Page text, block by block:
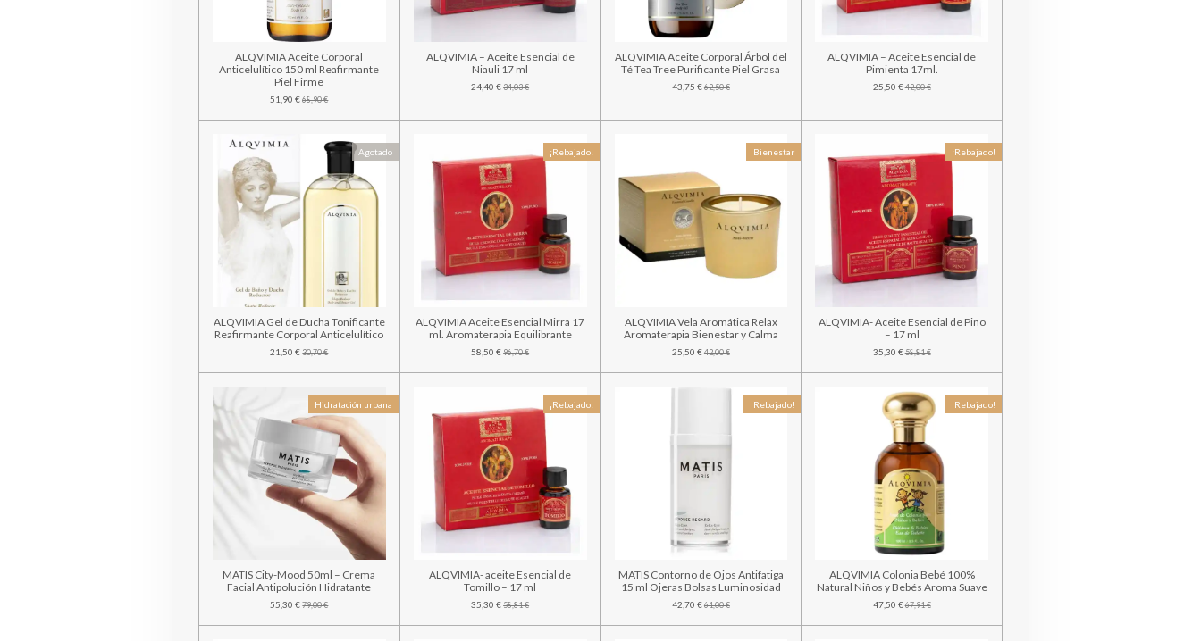
ALQVIMIA Aceite Corporal
Anticelulítico 150 ml Reafirmante
Piel Firme
51,90 € 68,90 €
ALQVIMIA – Aceite Esencial de
Niauli 17 ml
24,40 €34,03 €
ALQVIMIA Aceite Corporal Árbol del
Té Tea Tree Purificante Piel Grasa
43,75 €62,50 €
ALQVIMIA – Aceite Esencial de
Pimienta 17ml.
25,50 €42,00 €
Agotado
ALQVIMIA Gel de Ducha Tonificante
Reafirmante Corporal Anticelulítico
21,50 € 30,70 €
¡Rebajado!
ALQVIMIA Aceite Esencial Mirra 17
ml. Aromaterapia Equilibrante
58,50 €96,70 €
Bienestar
ALQVIMIA Vela Aromática Relax
Aromaterapia Bienestar y Calma
25,50 €42,00 €
¡Rebajado!
ALQVIMIA- Aceite Esencial de Pino
– 17 ml
35,30 €58,81 €
Hidratación urbana
MATIS City-Mood 50ml – Crema
Facial Antipolución Hidratante
55,30 € 79,00 €
¡Rebajado!
ALQVIMIA- aceite Esencial de
Tomillo – 17 ml
35,30 €58,81 €
¡Rebajado!
MATIS Contorno de Ojos Antifatiga
15 ml Ojeras Bolsas Luminosidad
42,70 €61,00 €
¡Rebajado!
ALQVIMIA Colonia Bebé 100%
Natural Niños y Bebés Aroma Suave
47,50 €67,91 €